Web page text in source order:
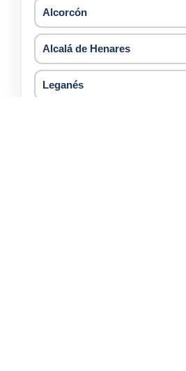
Alcorcón
Alcalá de Henares
Leganés